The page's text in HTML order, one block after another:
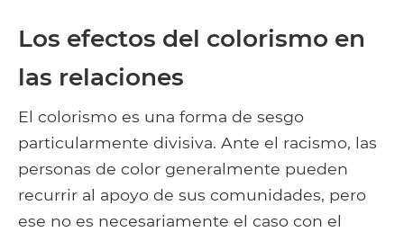
Los efectos del colorismo en
las relaciones
El colorismo es una forma de sesgo
particularmente divisiva. Ante el racismo, las
personas de color generalmente pueden
recurrir al apoyo de sus comunidades, pero
ese no es necesariamente el caso con el